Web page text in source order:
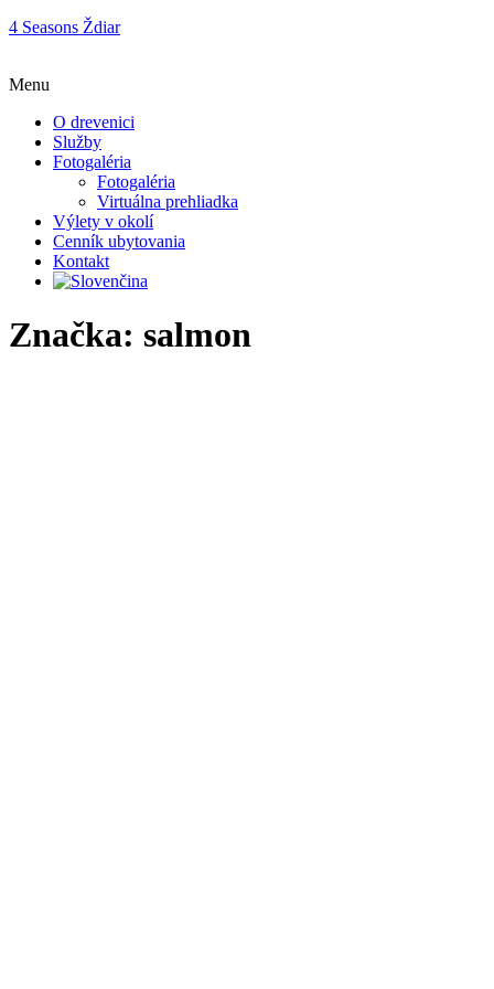
4 Seasons Ždiar
Menu
O drevenici
Služby
Fotogaléria
Fotogaléria
Virtuálna prehliadka
Výlety v okolí
Cenník ubytovania
Kontakt
Značka: salmon